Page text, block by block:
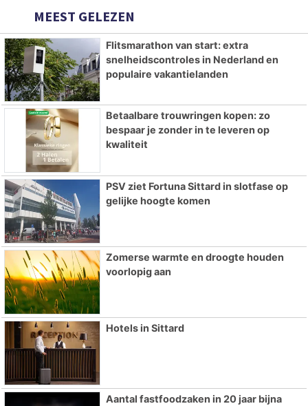
MEEST GELEZEN
Flitsmarathon van start: extra
snelheidscontroles in Nederland en
populaire vakantielanden
Betaalbare trouwringen kopen: zo
bespaar je zonder in te leveren op
kwaliteit
PSV ziet Fortuna Sittard in slotfase op
gelijke hoogte komen
Zomerse warmte en droogte houden
voorlopig aan
Hotels in Sittard
Aantal fastfoodzaken in 20 jaar bijna